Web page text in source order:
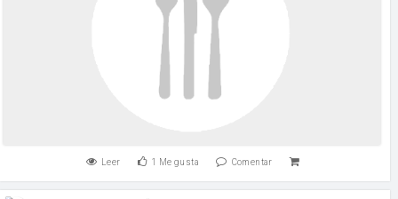
Leer 1 Me gusta Comentar